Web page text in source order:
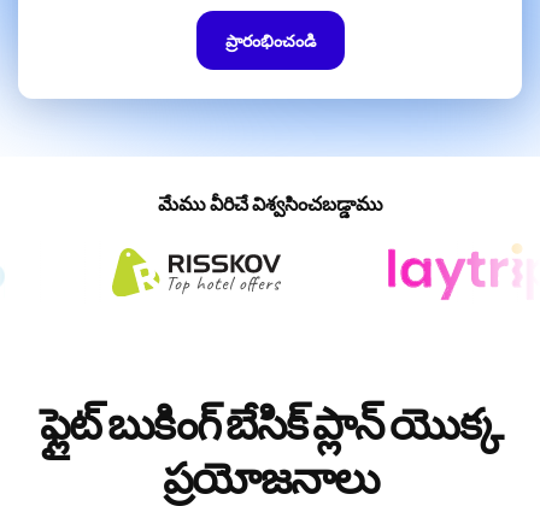
ప్రారంభించండి
మేము వీరిచే విశ్వసించబడ్డాము
ఫ్లైట్ బుకింగ్ బేసిక్ ప్లాన్ యొక్క
ప్రయోజనాలు